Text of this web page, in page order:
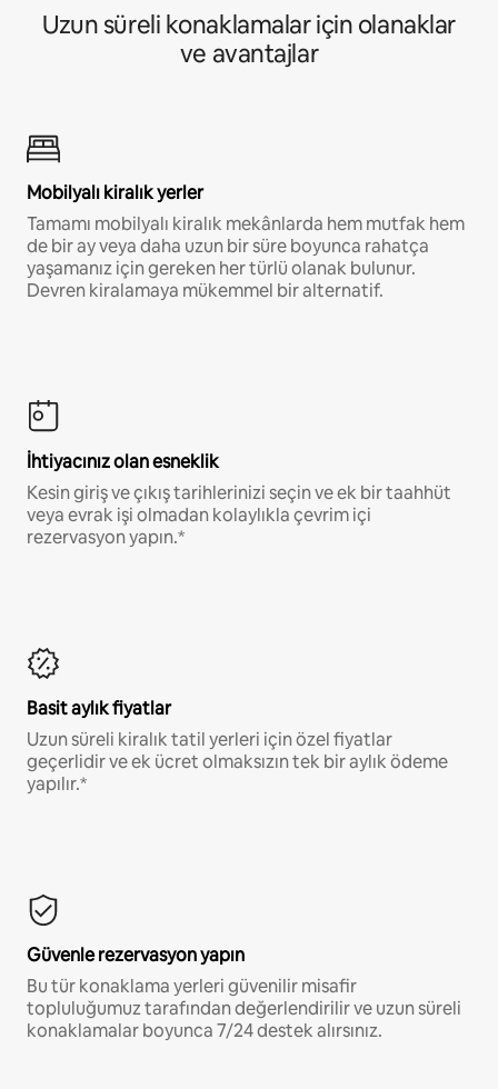
Uzun süreli konaklamalar için olanaklar
ve avantajlar
Mobilyalı kiralık yerler
Tamamı mobilyalı kiralık mekânlarda hem mutfak hem
de bir ay veya daha uzun bir süre boyunca rahatça
yaşamanız için gereken her türlü olanak bulunur.
Devren kiralamaya mükemmel bir alternatif.
İhtiyacınız olan esneklik
Kesin giriş ve çıkış tarihlerinizi seçin ve ek bir taahhüt
veya evrak işi olmadan kolaylıkla çevrim içi
rezervasyon yapın.*
Basit aylık fiyatlar
Uzun süreli kiralık tatil yerleri için özel fiyatlar
geçerlidir ve ek ücret olmaksızın tek bir aylık ödeme
yapılır.*
Güvenle rezervasyon yapın
Bu tür konaklama yerleri güvenilir misafir
topluluğumuz tarafından değerlendirilir ve uzun süreli
konaklamalar boyunca 7/24 destek alırsınız.